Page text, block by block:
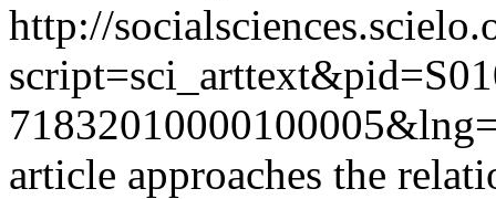
http://
article approaches the